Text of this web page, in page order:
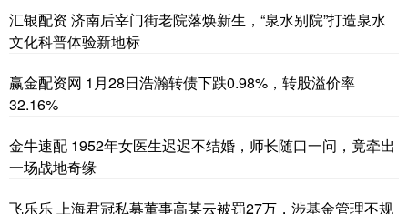
汇银配资 济南后宰门街老院落焕新生，“泉水别院”打造泉水
文化科普体验新地标
赢金配资网 1月28日浩瀚转债下跌0.98%，转股溢价率
32.16%
金牛速配 1952年女医生迟迟不结婚，师长随口一问，竟牵出
一场战地奇缘
飞乐乐 上海君冠私募董事高某云被罚27万，涉基金管理不规